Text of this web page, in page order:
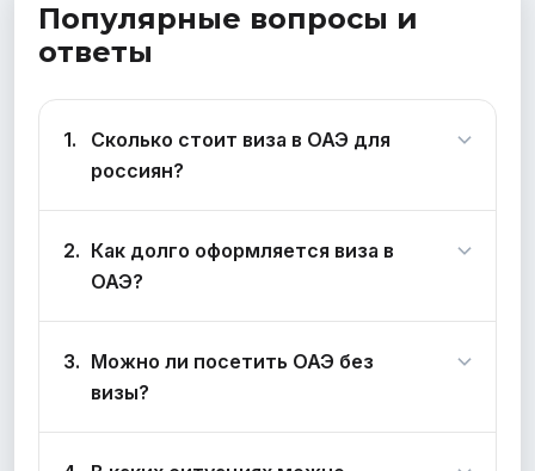
Популярные вопросы и
ответы
Сколько стоит виза в ОАЭ для
россиян?
Как долго оформляется виза в
ОАЭ?
Можно ли посетить ОАЭ без
визы?